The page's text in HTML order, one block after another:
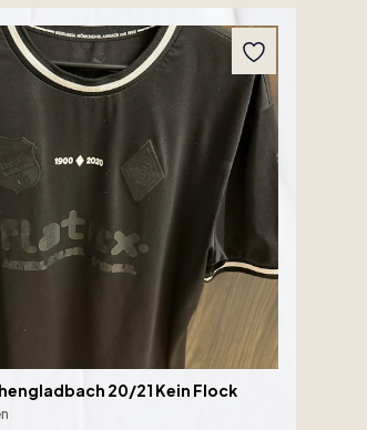
20/21 Kein Flock